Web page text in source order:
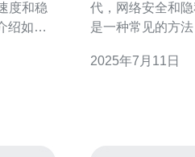
度和稳
绍如何
。 什
代，网络安全和
是一种常见的方
为您介绍最新的
2025年7月11日